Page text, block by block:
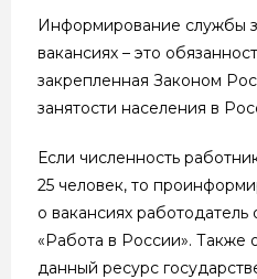
Информирование службы
вакансиях – это
закрепленная Законом
занятости населения в
Если численность
25 человек, то
о вакансиях работодатель
«Работа в России». Также
данный ресурс